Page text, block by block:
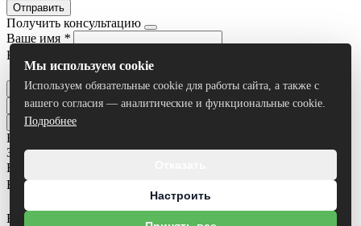
Отправить
Получить консультацию
Ваше имя *
Ваш номер телефона
Я согласен наобработку персональных данных
Отправить
Все результаты
Задать вопрос
Ваше имя
Ваш номер телефона
Ваш вопрос
Мы используем cookie
Используем обязательные cookie для работы сайта, а также с
вашего согласия — аналитические и функциональные cookie.
Подробнее
Настроить